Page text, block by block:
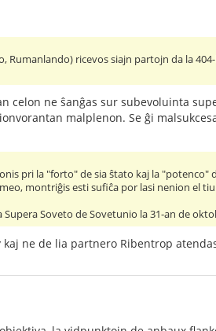
Rumanlando) ricevos siajn partojn da la
celon ne ŝanĝas sur subevoluinta
malplenon. Se ĝi
pri la "forto" de sia ŝtato kaj la
montriĝis esti sufiĉa por lasi nenion el
Soveto de Sovetunio la 31-an de
ne de lia partnero Ribentrop